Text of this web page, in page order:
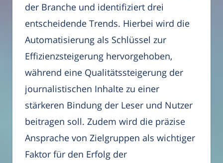
der Branche und identifiziert drei
entscheidende Trends. Hierbei wird die
Automatisierung als Schlüssel zur
Effizienzsteigerung hervorgehoben,
während eine Qualitätssteigerung der
journalistischen Inhalte zu einer
stärkeren Bindung der Leser und Nutzer
beitragen soll. Zudem wird die präzise
Ansprache von Zielgruppen als wichtiger
Faktor für den Erfolg der